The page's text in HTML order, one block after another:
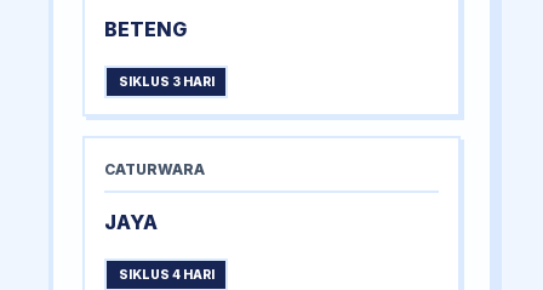
BETENG
SIKLUS 3 HARI
CATURWARA
JAYA
SIKLUS 4 HARI